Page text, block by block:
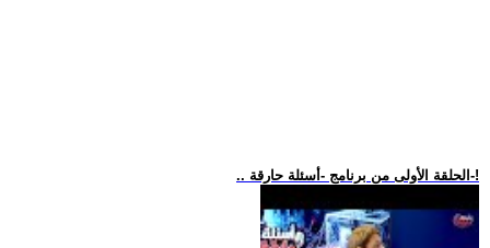
.. الحلقة الأولى من برنامج -أسئلة حارقة-!